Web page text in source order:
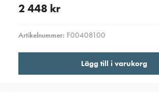
2 448 kr
Artikelnummer: F00408100
Lägg till i varukorg